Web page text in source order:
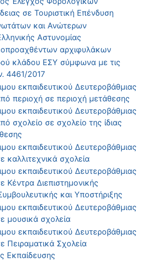
σε Τουριστική Επένδυση
και Ανώτερων
Αστυνομίας
αρχιφυλάκων
κλάδου ΕΣΥ σύμφωνα με τις
4461/2017
εκπαιδευτικού Δευτεροβάθμιας
περιοχή σε περιοχή μετάθεσης
εκπαιδευτικού Δευτεροβάθμιας
σχολείο σε σχολείο της ίδιας
εκπαιδευτικού Δευτεροβάθμιας
καλλιτεχνικά σχολεία
εκπαιδευτικού Δευτεροβάθμιας
Κέντρα Διεπιστημονικής
και Υποστήριξης
εκπαιδευτικού Δευτεροβάθμιας
μουσικά σχολεία
εκπαιδευτικού Δευτεροβάθμιας
Πειραματικά Σχολεία
Εκπαίδευσης